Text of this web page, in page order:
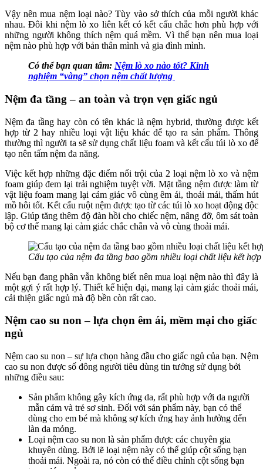
Vậy nên mua nệm loại nào? Tùy vào sở thích của mỗi người khác
nhau. Đôi khi nệm lò xo liên kết có kết cấu chắc hơn phù hợp với
những người không thích nệm quá mềm. Vì thế bạn nên mua loại
nệm nào phù hợp với bản thân mình và gia đình mình.
Có thể bạn quan tâm: Nệm lò xo nào tốt? Kinh
nghiệm “vàng” chọn nệm chất lượng
Nệm đa tầng – an toàn và trọn vẹn giấc ngủ
Nệm đa tầng hay còn có tên khác là nệm hybrid, thường được kết
hợp từ 2 hay nhiều loại vật liệu khác để tạo ra sản phẩm. Thông
thường thì người ta sẽ sử dụng chất liệu foam và kết cấu túi lò xo để
tạo nên tấm nệm đa năng.
Việc kết hợp những đặc điểm nổi trội của 2 loại nệm lò xo và nệm
foam giúp đem lại trải nghiệm tuyệt vời. Mặt tầng nệm được làm từ
vật liệu foam mang lại cảm giác vô cùng êm ái, thoải mái, thấm hút
mồ hôi tốt. Kết cấu ruột nệm được tạo từ các túi lò xo hoạt động độc
lập. Giúp tăng thêm độ đàn hồi cho chiếc nệm, nâng đỡ, ôm sát toàn
bộ cơ thể mang lại cảm giác chắc chắn và vô cùng thoải mái.
Cấu tạo của nệm đa tầng bao gồm nhiều loại chất liệu kết
Nếu bạn đang phân vẫn không biết nên mua loại nệm nào thì đây là
một gợi ý rất hợp lý. Thiết kế hiện đại, mang lại cảm giác thoải mái,
cải thiện giấc ngủ mà độ bền còn rất cao.
Nệm cao su non – lựa chọn êm ái, mềm mại cho giấc
ngủ
Nệm cao su non – sự lựa chọn hàng đầu cho giấc ngủ của bạn. Nệm
cao su non được số đông người tiêu dùng tin tưởng sử dụng bởi
những điều sau:
Sản phẩm không gây kích ứng da, rất phù hợp với da người
mẫn cảm và trẻ sơ sinh. Đối với sản phẩm này, bạn có thể
dùng cho em bé mà không sợ kích ứng hay ảnh hưởng đến
làn da mỏng.
Loại nệm cao su non là sản phẩm được các chuyên gia
khuyên dùng. Bởi lẽ loại nệm này có thể giúp cột sống bạn
thoải mái. Ngoài ra, nó còn có thể điều chỉnh cột sống bạn